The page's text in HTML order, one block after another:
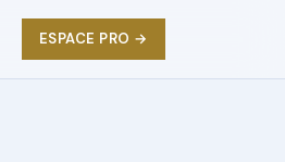
ESPACE PRO →